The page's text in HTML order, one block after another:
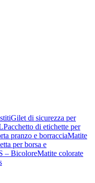
Gilet di sicurezza per
Pacchetto di etichette per
pranzo e borracciaMatite
per borsa e
– BicoloreMatite colorate